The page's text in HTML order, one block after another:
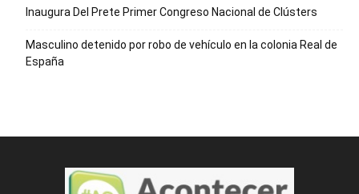
Inaugura Del Prete Primer Congreso Nacional de Clústers
Masculino detenido por robo de vehículo en la colonia Real de
España